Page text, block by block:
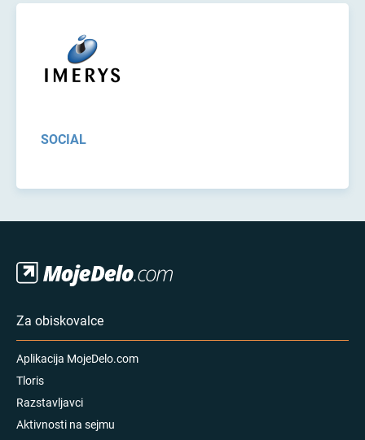
SOCIAL
Za obiskovalce
Aplikacija MojeDelo.com
Tloris
Razstavljavci
Aktivnosti na sejmu